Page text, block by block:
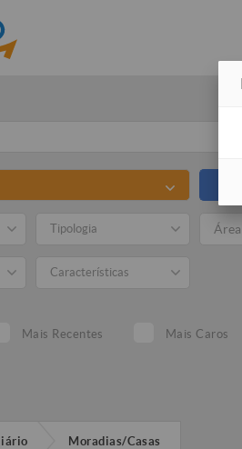
Tipologia
Características
Mais Recentes Mais Caros
Moradias/Casas